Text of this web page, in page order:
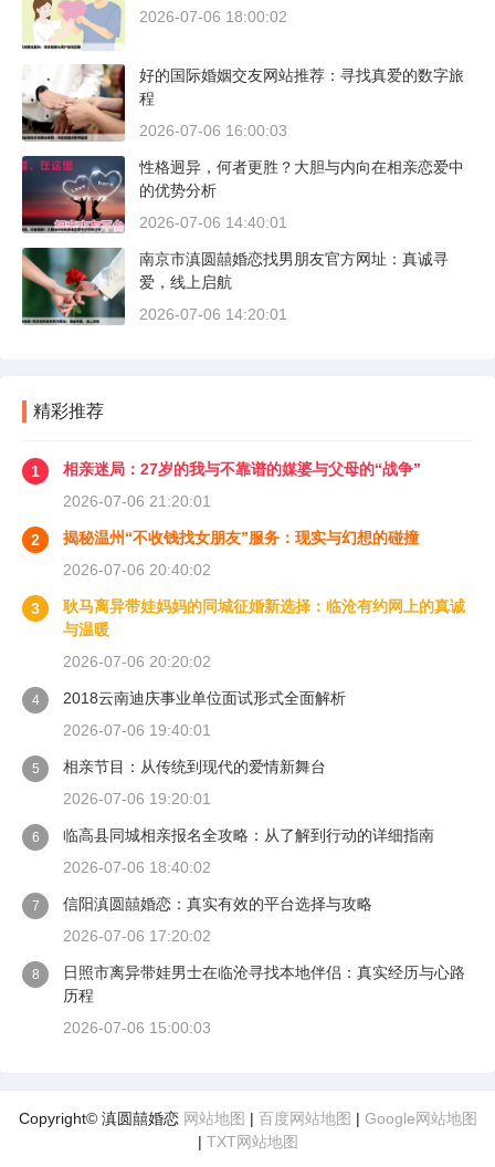
2026-07-06 18:00:02
好的国际婚姻交友网站推荐：寻找真爱的数字旅
程
2026-07-06 16:00:03
性格迥异，何者更胜？大胆与内向在相亲恋爱中
的优势分析
2026-07-06 14:40:01
南京市滇圆囍婚恋找男朋友官方网址：真诚寻
爱，线上启航
2026-07-06 14:20:01
精彩推荐
1
相亲迷局：27岁的我与不靠谱的媒婆与父母的“战争”
2026-07-06 21:20:01
2
揭秘温州“不收钱找女朋友”服务：现实与幻想的碰撞
2026-07-06 20:40:02
3
耿马离异带娃妈妈的同城征婚新选择：临沧有约网上的真诚
与温暖
2026-07-06 20:20:02
4
2018云南迪庆事业单位面试形式全面解析
2026-07-06 19:40:01
5
相亲节目：从传统到现代的爱情新舞台
2026-07-06 19:20:01
6
临高县同城相亲报名全攻略：从了解到行动的详细指南
2026-07-06 18:40:02
7
信阳滇圆囍婚恋：真实有效的平台选择与攻略
2026-07-06 17:20:02
8
日照市离异带娃男士在临沧寻找本地伴侣：真实经历与心路
历程
2026-07-06 15:00:03
Copyright© 滇圆囍婚恋 网站地图 | 百度网站地图 | Google网站地图
| TXT网站地图